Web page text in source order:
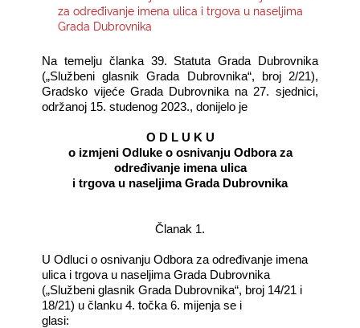
za određivanje imena ulica i trgova u naseljima
Grada Dubrovnika
Na temelju članka 39. Statuta Grada Dubrovnika
(„Službeni glasnik Grada Dubrovnika“, broj 2/21),
Gradsko vijeće Grada Dubrovnika na 27. sjednici,
održanoj 15. studenog 2023., donijelo je
O D L U K U
o izmjeni Odluke o osnivanju Odbora za
određivanje imena ulica­
i trgova u naseljima Grada Dubrovnika­
Članak 1.
U Odluci o osnivanju Odbora za određivanje imena
ulica i trgova u naseljima Grada Dubrovnika
(„Službeni glasnik Grada Dubrovnika“, broj 14/21 i
18/21) u članku 4. točka 6. mijenja se i
glasi: